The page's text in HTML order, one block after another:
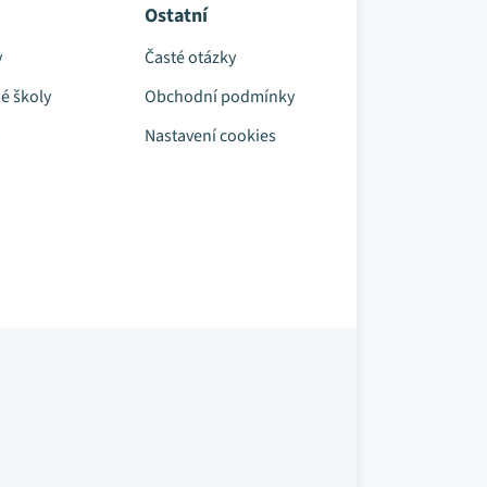
školy
Ostatní
Časté otázky
Obchodní podmínky
Nastavení cookies